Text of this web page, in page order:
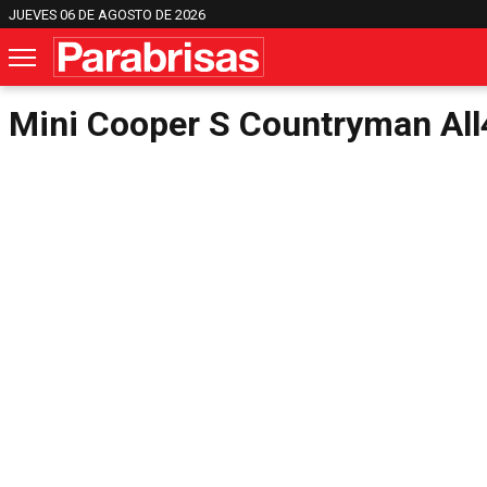
JUEVES 06 DE AGOSTO DE 2026
Mini Cooper S Countryman